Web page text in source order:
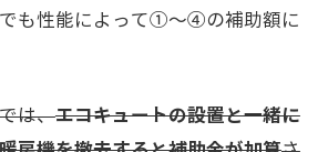
も性能によって①～④の補助額に
は、エコキュートの設置と一緒に